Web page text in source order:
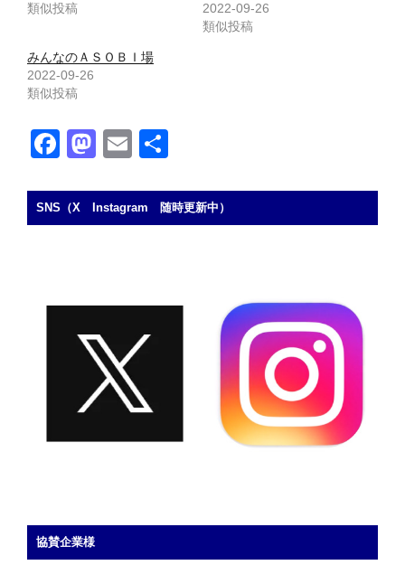
類似投稿
2022-09-26
類似投稿
みんなのＡＳＯＢＩ場
2022-09-26
類似投稿
F
c
e
M
st
o
E
ail
SNS（X Instagram 随時更新中）
協賛企業様